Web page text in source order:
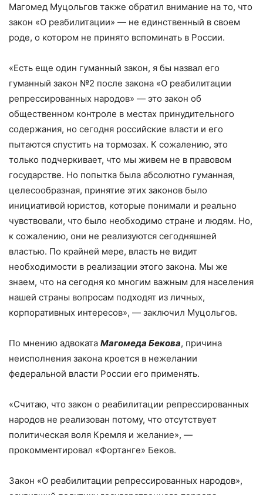
Магомед Муцольгов также обратил внимание на то, что
закон «О реабилитации» — не единственный в своем
роде, о котором не принято вспоминать в России.
«Есть еще один гуманный закон, я бы назвал его
гуманный закон №2 после закона «О реабилитации
репрессированных народов» — это закон об
общественном контроле в местах принудительного
содержания, но сегодня российские власти и его
пытаются спустить на тормозах. К сожалению, это
только подчеркивает, что мы живем не в правовом
государстве. Но попытка была абсолютно гуманная,
целесообразная, принятие этих законов было
инициативой юристов, которые понимали и реально
чувствовали, что было необходимо стране и людям. Но,
к сожалению, они не реализуются сегодняшней
властью. По крайней мере, власть не видит
необходимости в реализации этого закона. Мы же
знаем, что на сегодня ко многим важным для населения
нашей страны вопросам подходят из личных,
корпоративных интересов», — заключил Муцольгов.
По мнению адвоката Магомеда Бекова, причина
неисполнения закона кроется в нежелании
федеральной власти России его применять.
«Считаю, что закон о реабилитации репрессированных
народов не реализован потому, что отсутствует
политическая воля Кремля и желание», —
прокомментировал «Фортанге» Беков.
Закон «О реабилитации репрессированных народов»,